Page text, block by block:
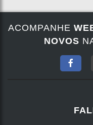
ACOMPANHE
NOVOS